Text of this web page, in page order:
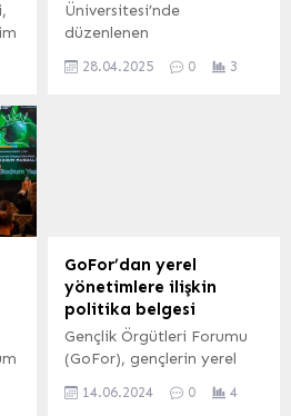
Üniversitesi’nde
düzenlenen
ve sektör bir araya geldi.
28.04.2025 0 3
GoFor’dan yerel
yönetimlere ilişkin
politika belgesi
Gençlik Örgütleri Forumu
(GoFor), gençlerin yerel
artırmayı amaçlayan
14.06.2024 0 4